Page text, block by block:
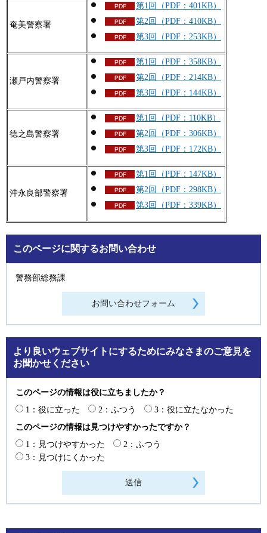
奄美警察署
第1回（PDF：401KB）
第2回（PDF：410KB）
第3回（PDF：253KB）
瀬戸内警察署
第1回（PDF：358KB）
第2回（PDF：214KB）
第3回（PDF：144KB）
徳之島警察署
第1回（PDF：110KB）
第2回（PDF：306KB）
第3回（PDF：172KB）
沖永良部警察署
第1回（PDF：147KB）
第2回（PDF：298KB）
第3回（PDF：339KB）
このページに関するお問い合わせ
警務部総務課
より良いウェブサイトにするためにみなさまのご意見を
お聞かせください
このページの情報は役に立ちましたか？
1：役に立った
2：ふつう
3：役に立たなかった
このページの情報は見つけやすかったですか？
1：見つけやすかった
2：ふつう
3：見つけにくかった